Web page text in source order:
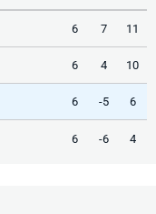
6 7 11
6 4 10
6 -5 6
6 -6 4